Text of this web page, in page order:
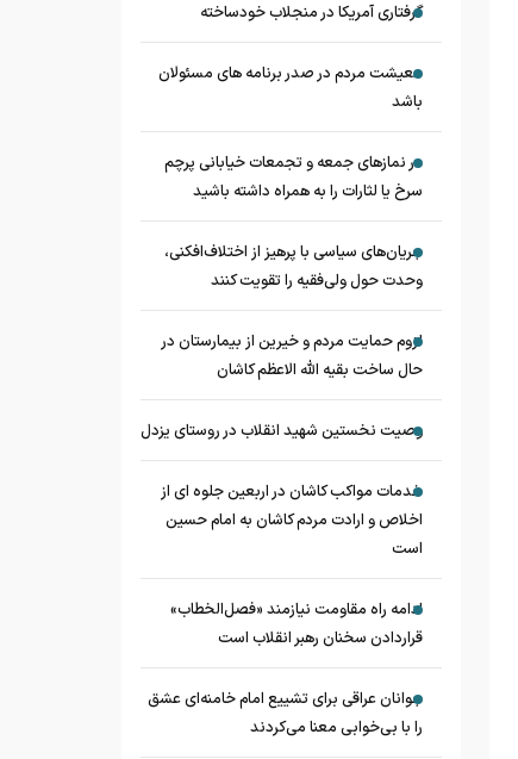
گرفتاری آمریکا در منجلاب خودساخته
معیشت مردم در صدر برنامه های مسئولان
باشد
در نماز‌های جمعه و تجمعات خیابانی پرچم
سرخ یا لثارات را به همراه داشته باشید
جریان‌های سیاسی با پرهیز از اختلاف‌افکنی،
وحدت حول ولی‌فقیه را تقویت کنند
لزوم حمایت مردم و خیرین از بیمارستان در
حال ساخت بقیه الله الاعظم کاشان
وصیت نخستین شهید انقلاب در روستای یزدل
خدمات مواکب کاشان در اربعین جلوه ای از
اخلاص و ارادت مردم کاشان به امام حسین
است
ادامه راه مقاومت نیازمند «فصل‌الخطاب»
قراردادن سخنان رهبر انقلاب است
جوانان عراقی برای تشییع امام خامنه‌ای عشق
را با بی‌خوابی معنا می‌کردند